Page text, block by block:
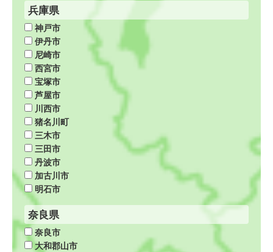
兵庫県
神戸市
伊丹市
尼崎市
西宮市
宝塚市
芦屋市
川西市
猪名川町
三木市
三田市
丹波市
加古川市
明石市
奈良県
奈良市
大和郡山市